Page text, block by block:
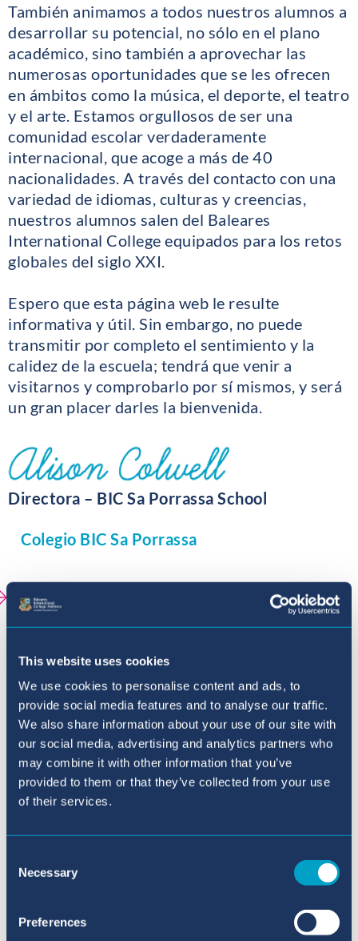
This website uses cookies
We use cookies to personalise content and ads, to
provide social media features and to analyse our traffic.
We also share information about your use of our site with
our social media, advertising and analytics partners who
may combine it with other information that you’ve
provided to them or that they’ve collected from your use
of their services.
Selection
Necessary
Preferences
También animamos a todos nuestros alumnos a
desarrollar su potencial, no sólo en el plano
académico, sino también a aprovechar las
numerosas oportunidades que se les ofrecen
en ámbitos como la música, el deporte, el teatro
y el arte. Estamos orgullosos de ser una
comunidad escolar verdaderamente
internacional, que acoge a más de 40
nacionalidades. A través del contacto con una
variedad de idiomas, culturas y creencias,
nuestros alumnos salen del Baleares
International College equipados para los retos
globales del siglo XXI.
Espero que esta página web le resulte
informativa y útil. Sin embargo, no puede
transmitir por completo el sentimiento y la
calidez de la escuela; tendrá que venir a
visitarnos y comprobarlo por sí mismos, y será
un gran placer darles la bienvenida.
Directora – BIC Sa Porrassa School
Colegio BIC Sa Porrassa
Nuestra directora en Sa Porrassa
Primaria (5-11 años)
Primaria (5-11 años) - Sant Agustí
Secundaria (11-16 años)
Rendimiento Académico